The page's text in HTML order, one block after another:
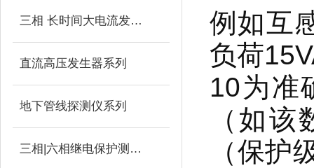
三相 长时间大电流发生器
直流高压发生器系列
地下管线探测仪系列
三相|六相继电保护测试仪
例如互
负荷
10为准
（如
（保护